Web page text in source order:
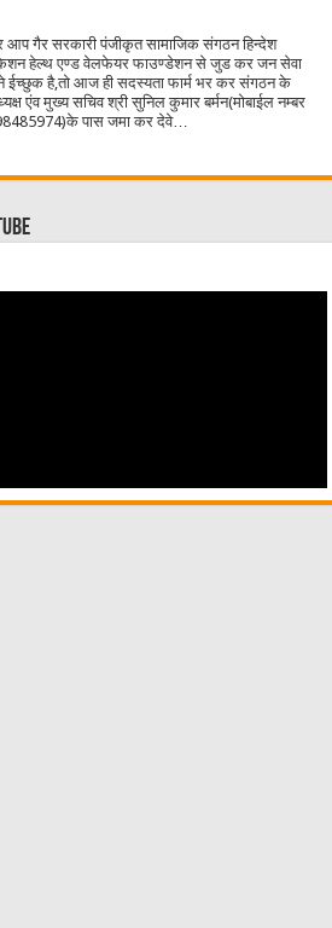
आप गैर सरकारी पंजीकृत सामाजिक संगठन हिन्देश
हेल्थ एण्ड वेलफेयर फाउण्डेशन से जुड कर जन सेवा
ईच्छुक है,तो आज ही सदस्यता फार्म भर कर संगठन के
एंव मुख्य सचिव श्री सुनिल कुमार बर्मन(मोबाईल नम्बर
पास जमा कर देवे…